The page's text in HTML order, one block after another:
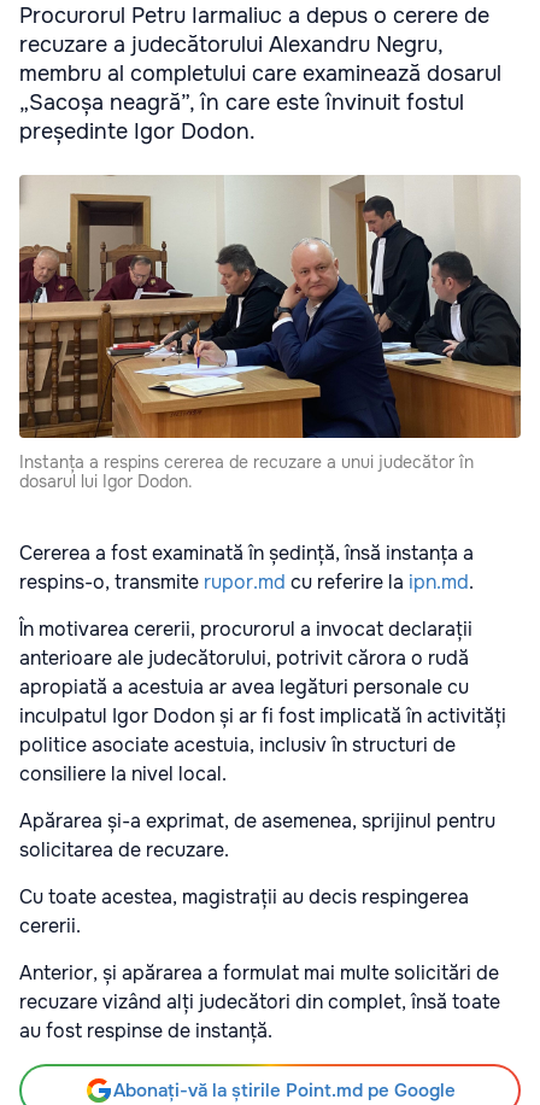
Procurorul Petru Iarmaliuc a depus o cerere de
recuzare a judecătorului Alexandru Negru,
membru al completului care examinează dosarul
„Sacoșa neagră”, în care este învinuit fostul
președinte Igor Dodon.
Instanța a respins cererea de recuzare a unui judecător în
dosarul lui Igor Dodon.
Cererea a fost examinată în ședință, însă instanța a
respins-o, transmite rupor.md cu referire la ipn.md.
În motivarea cererii, procurorul a invocat declarații
anterioare ale judecătorului, potrivit cărora o rudă
apropiată a acestuia ar avea legături personale cu
inculpatul Igor Dodon și ar fi fost implicată în activități
politice asociate acestuia, inclusiv în structuri de
consiliere la nivel local.
Apărarea și-a exprimat, de asemenea, sprijinul pentru
solicitarea de recuzare.
Cu toate acestea, magistrații au decis respingerea
cererii.
Anterior, și apărarea a formulat mai multe solicitări de
recuzare vizând alți judecători din complet, însă toate
au fost respinse de instanță.
Abonați-vă la știrile Point.md pe Google